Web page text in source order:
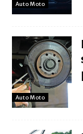
Auto Moto
Auto Moto